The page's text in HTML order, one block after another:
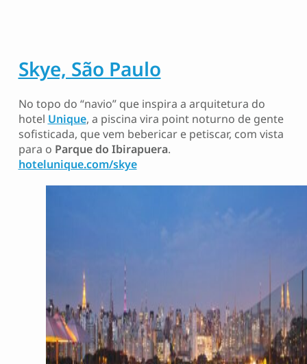
Skye, São Paulo
No topo do “navio” que inspira a arquitetura do
hotel Unique, a piscina vira point noturno de gente
sofisticada, que vem bebericar e petiscar, com vista
para o Parque do Ibirapuera.
hotelunique.com/skye